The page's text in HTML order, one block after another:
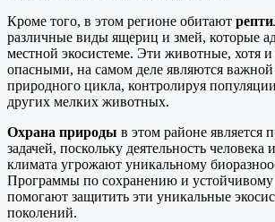
Кроме того, в этом регионе обитают
различные виды ящериц и змей, которые
местной экосистеме. Эти животные, хотя и
опасными, на самом деле являются
природного цикла, контролируя
других мелких животных.
Охрана природы в этом районе является
задачей, поскольку деятельность человека
климата угрожают уникальному
Программы по сохранению и
помогают защитить эти уникальные
поколений.